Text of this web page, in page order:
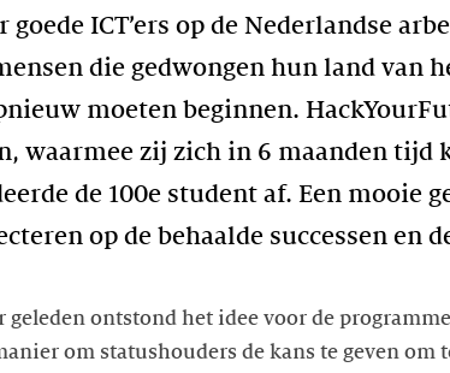
goede ICT’ers op de Nederlandse
die gedwongen hun land van
moeten beginnen.
waarmee zij zich in 6 maanden tijd
de 100e student af. Een mooie
op de behaalde successen en
geleden ontstond het idee voor de
om statushouders de kans te geven